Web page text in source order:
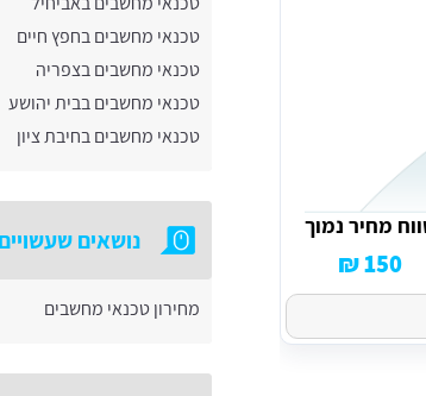
מחיר נמוך
150 ₪
טכנאי מחשבים בחפץ חיים
טכנאי מחשבים בצפריה
טכנאי מחשבים בבית יהושע
טכנאי מחשבים בחיבת ציון
נושאים
מחירון טכנאי מחשבים